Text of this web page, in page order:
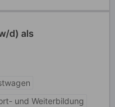
d) als
und Weiterbildung